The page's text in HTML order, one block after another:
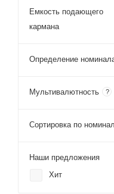
Емкость подающего
кармана
Определение
Мультивалютность ?
Сортировка по
Наши предложения
Хит